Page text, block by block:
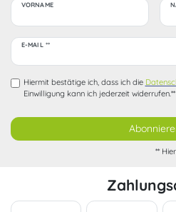
VORNAME
E-MAIL **
Newsletter
Honig
Hiermit bestätige ich, dass ich die
Einwilligung kann ich jederzeit widerrufen.**
**